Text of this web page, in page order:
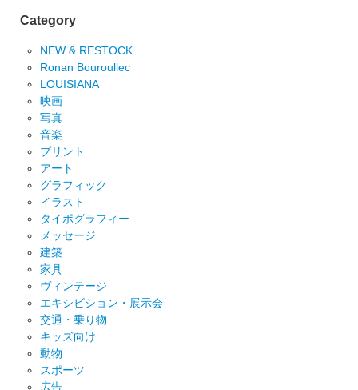
Category
NEW & RESTOCK
Ronan Bouroullec
LOUISIANA
映画
写真
音楽
プリント
アート
グラフィック
イラスト
タイポグラフィー
メッセージ
建築
家具
ヴィンテージ
エキシビション・展示会
交通・乗り物
キッズ向け
動物
スポーツ
広告